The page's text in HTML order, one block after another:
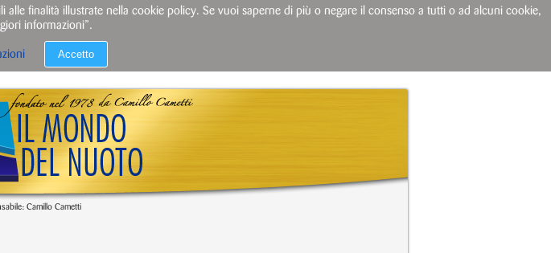
Camillo Cametti
finalità illustrate nella cookie policy. Se vuoi saperne di più o negare il consenso a tutti o ad alcuni cookie,
informazioni”.
Accetto